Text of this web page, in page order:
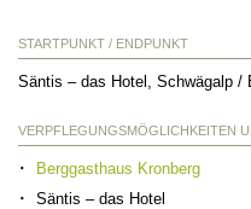
STARTPUNKT / ENDPUNKT
Säntis – das Hotel, Schwägalp /
VERPFLEGUNGSMÖGLICHKEITEN
Berggasthaus Kronberg
Säntis – das Hotel